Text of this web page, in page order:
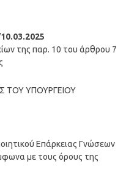
της παρ. 10 του άρθρου 7
ΤΟΥ ΥΠΟΥΡΓΕΙΟΥ
Επάρκειας Γνώσεων
με τους όρους της